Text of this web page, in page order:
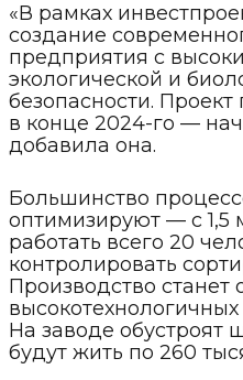
«В рамках
создание
предприятия с
экологической и
безопасности. Проект
в конце 2024-го —
добавила она.
Большинство
оптимизируют — с 1,5
работать всего 20
контролировать
Производство
На заводе обустроят
будут жить по 260